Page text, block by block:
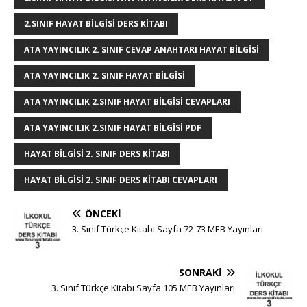
k r
2.SINIF HAYAT BILGISI DERS KITABI
ATA YAYINCILIK 2. SINIF CEVAP ANAHTARI HAYAT BILGISI
ATA YAYINCILIK 2. SINIF HAYAT BILGISI
ATA YAYINCILIK 2.SINIF HAYAT BILGISI CEVAPLARI
ATA YAYINCILIK 2.SINIF HAYAT BILGISI PDF
HAYAT BILGISI 2. SINIF DERS KITABI
HAYAT BILGISI 2. SINIF DERS KITABI CEVAPLARI
ÖNCEKI
3. Sınıf Türkçe Kitabı Sayfa 72-73 MEB Yayınları
SONRAKI
3. Sınıf Türkçe Kitabı Sayfa 105 MEB Yayınları